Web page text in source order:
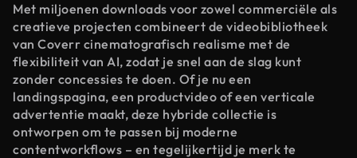
Met miljoenen downloads voor zowel commerciële als
creatieve projecten combineert de videobibliotheek
van Coverr cinematografisch realisme met de
flexibiliteit van AI, zodat je snel aan de slag kunt
zonder concessies te doen. Of je nu een
landingspagina, een productvideo of een verticale
advertentie maakt, deze hybride collectie is
ontworpen om te passen bij moderne
contentworkflows – en tegelijkertijd je merk te